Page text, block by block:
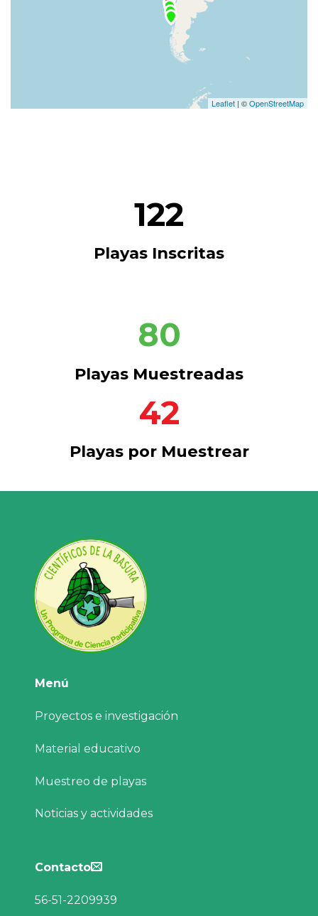
Leaflet | ©OpenStreetMap
122
Playas Inscritas
80
Playas Muestreadas
42
Playas por Muestrear
Menú
Proyectos e investigación
Material educativo
Muestreo de playas
Noticias y actividades
Contacto
56-51-2209939